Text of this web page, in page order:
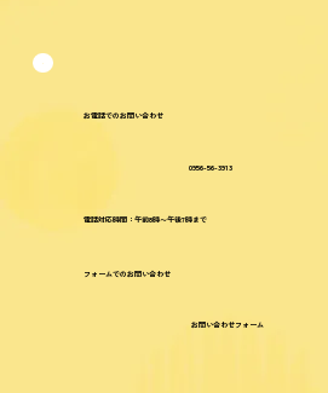
お電話でのお問い合わせ
0956-56-3913
電話対応時間：午前8時〜午後7時まで
フォームでのお問い合わせ
お問い合わせフォーム